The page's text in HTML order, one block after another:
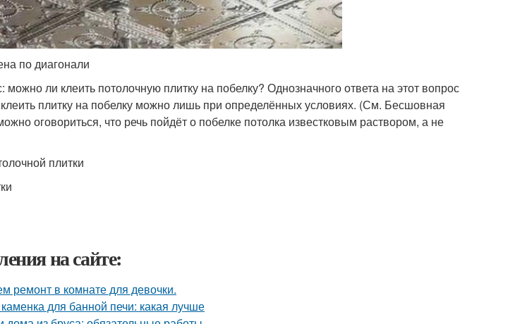
по диагонали
можно ли клеить потолочную плитку на побелку? Однозначного ответа на этот вопрос
плитку на побелку можно лишь при определённых условиях. (См. Бесшовная
оговориться, что речь пойдёт о побелке потолка известковым раствором, а не
плитки
на сайте:
ремонт в комнате для девочки.
для банной печи: какая лучше